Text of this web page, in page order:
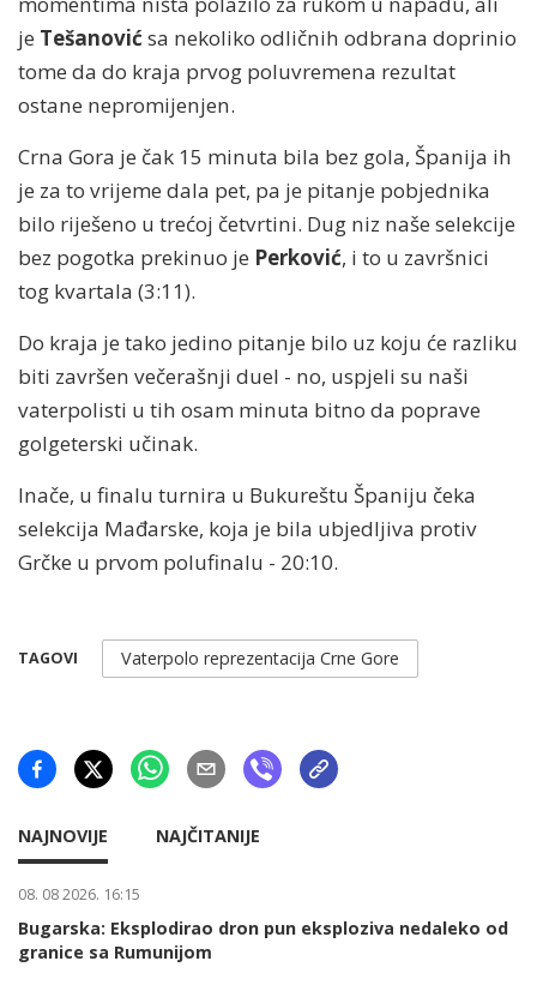
je Tešanović sa nekoliko odličnih odbrana doprinio
tome da do kraja prvog poluvremena rezultat
ostane nepromijenjen.
Crna Gora je čak 15 minuta bila bez gola, Španija ih
je za to vrijeme dala pet, pa je pitanje pobjednika
bilo riješeno u trećoj četvrtini. Dug niz naše selekcije
bez pogotka prekinuo je Perković, i to u završnici
tog kvartala (3:11).
Do kraja je tako jedino pitanje bilo uz koju će razliku
biti završen večerašnji duel - no, uspjeli su naši
vaterpolisti u tih osam minuta bitno da poprave
golgeterski učinak.
Inače, u finalu turnira u Bukureštu Španiju čeka
selekcija Mađarske, koja je bila ubjedljiva protiv
Grčke u prvom polufinalu - 20:10.
TAGOVI Vaterpolo reprezentacija Crne Gore
NAJNOVIJE NAJČITANIJE
08. 08 2026. 16:15
Bugarska: Eksplodirao dron pun eksploziva nedaleko od
granice sa Rumunijom